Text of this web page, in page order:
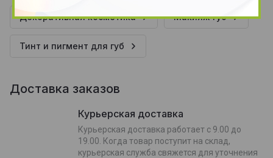
Декоративная косметика Макияж губ
Тинт и пигмент для губ
Доставка заказов
Курьерская доставка
Курьерская доставка работает с 9.00 до
19.00. Когда товар поступит на склад,
курьерская служба свяжется для уточнения